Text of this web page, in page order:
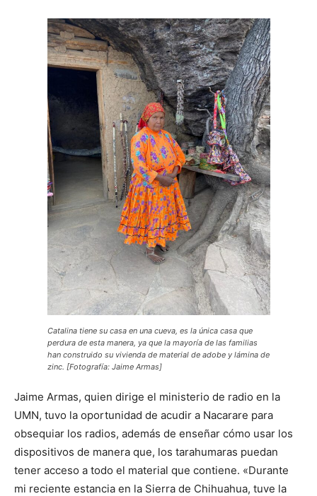
Catalina tiene su casa en una cueva, es la única casa que
perdura de esta manera, ya que la mayoría de las familias
han construido su vivienda de material de adobe y lámina de
zinc. [Fotografía: Jaime Armas]
Jaime Armas, quien dirige el ministerio de radio en la
UMN, tuvo la oportunidad de acudir a Nacarare para
obsequiar los radios, además de enseñar cómo usar los
dispositivos de manera que, los tarahumaras puedan
tener acceso a todo el material que contiene. «Durante
mi reciente estancia en la Sierra de Chihuahua, tuve la